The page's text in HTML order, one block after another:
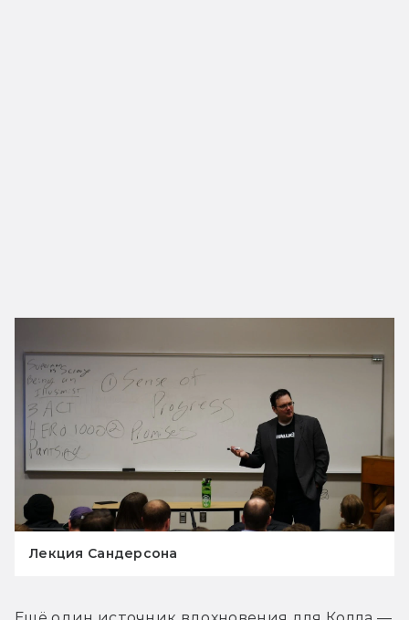
Лекция Сандерсона